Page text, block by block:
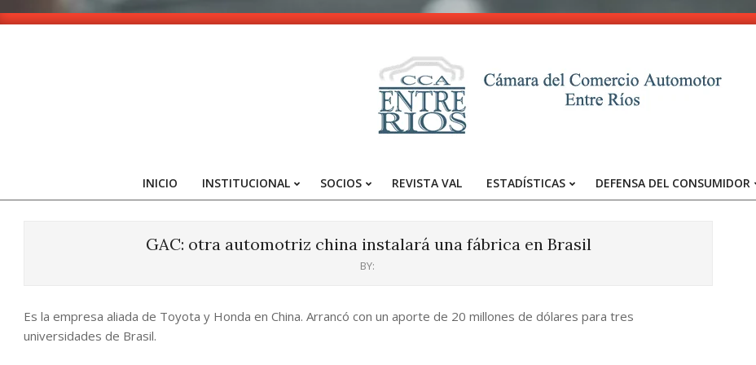
Skip
-
Entre
Primary
INICIO INSTITUCIONAL SOCIOS REVISTA VAL ESTADÍSTICAS DEFENSA DEL CONSUMIDOR
GAC: otra automotriz china instalará una fábrica en Brasil
BY:
Es la empresa aliada de Toyota y Honda en China. Arrancó con un aporte de 20 millones de dólares para tres
universidades de Brasil.